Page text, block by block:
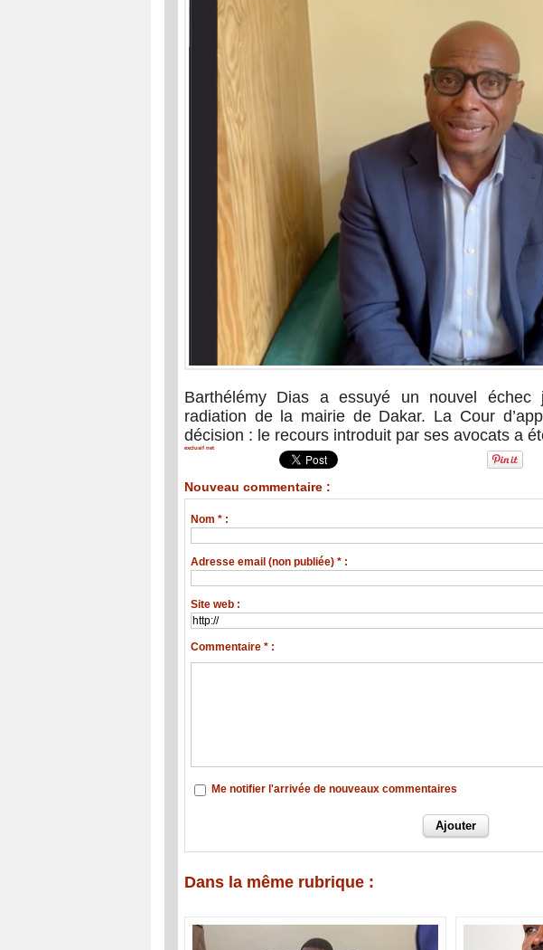
Barthélémy Dias a essuyé un nouvel échec
radiation de la mairie de Dakar. La Cour
décision : le recours introduit par ses avocats a
exclusif net
Nouveau commentaire :
Nom * :
Adresse email (non publiée) * :
Site web :
Commentaire * :
Me notifier l'arrivée de nouveaux commentaires
Dans la même rubrique :